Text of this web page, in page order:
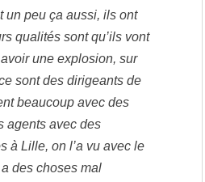
un peu ça aussi, ils ont
qualités sont qu’ils vont
une explosion, sur
sont des dirigeants de
beaucoup avec des
agents avec des
à Lille, on l’a vu avec le
des choses mal